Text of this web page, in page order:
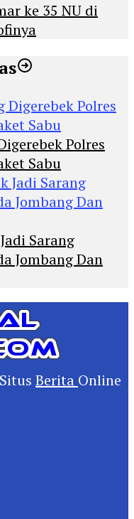
ke 35 NU di
Polres
Sabu
Sarang
Jombang Dan
Berita Online